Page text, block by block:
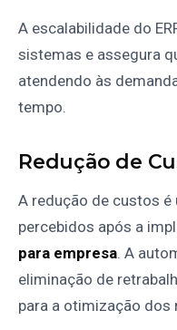
A escalabilidade do
sistemas e assegura
atendendo às
tempo.
Redução de
A redução de custos
percebidos após a
para empresa. A
eliminação de
para a otimização dos